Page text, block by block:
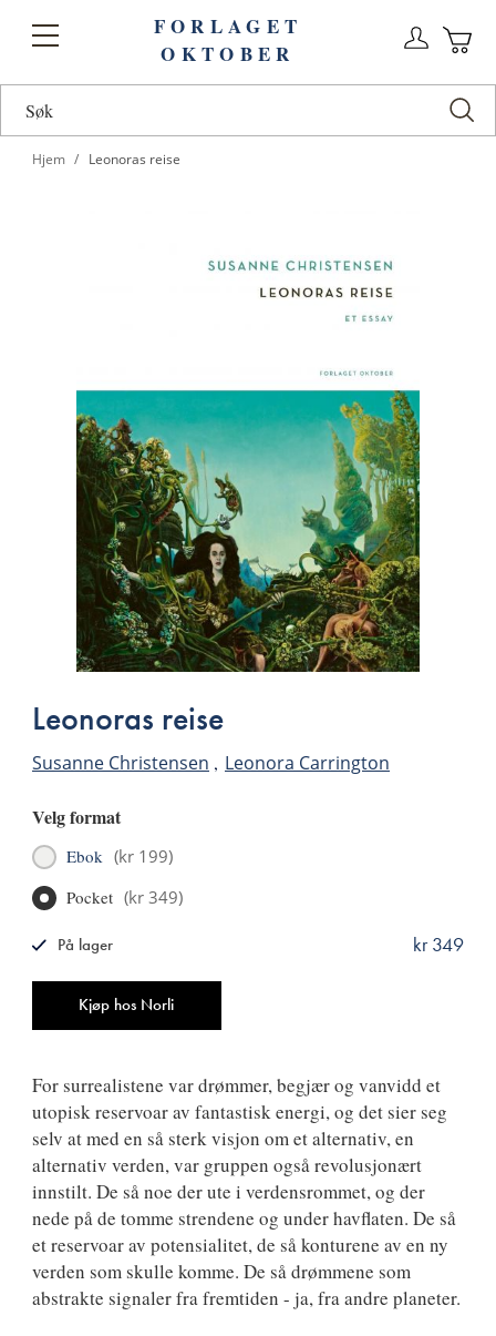
Toggle
FORLAGET
OKTOBER
Hjem Leonoras reise
Leonoras reise
Susanne Christensen Leonora Carrington
Velg format
Ebok (kr 199)
Pocket (kr 349)
Kjøp hos Norli
kr 349
På lager
For surrealistene var drømmer, begjær og vanvidd et
utopisk reservoar av fantastisk energi, og det sier seg
selv at med en så sterk visjon om et alternativ, en
alternativ verden, var gruppen også revolusjonært
innstilt. De så noe der ute i verdensrommet, og der
nede på de tomme strendene og under havflaten. De så
et reservoar av potensialitet, de så konturene av en ny
verden som skulle komme. De så drømmene som
abstrakte signaler fra fremtiden - ja, fra andre planeter.